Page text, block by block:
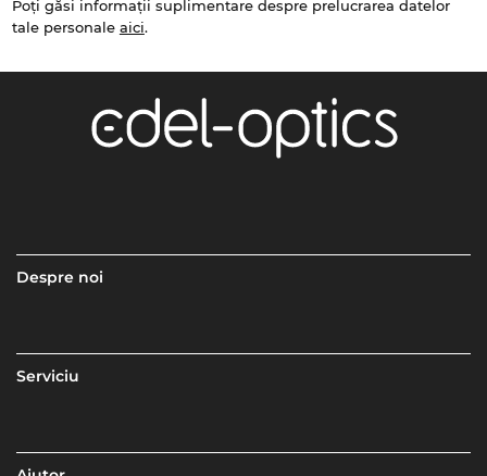
Poți găsi informații suplimentare despre prelucrarea datelor
tale personale aici.
Despre noi
Serviciu